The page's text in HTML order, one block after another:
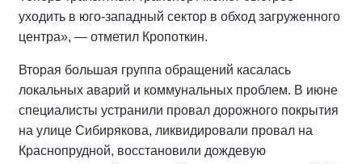
уходить в юго-западный сектор в обход загруженного
центра», — отметил Кропоткин.
Вторая большая группа обращений касалась
локальных аварий и коммунальных проблем. В июне
специалисты устранили провал дорожного покрытия
на улице Сибирякова, ликвидировали провал на
Краснопрудной, восстановили дождевую